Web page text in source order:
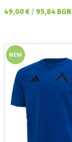
Текуща цена:
49,00 € / 95,84 BGN
NEW